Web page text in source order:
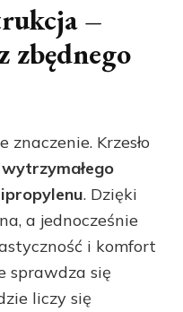
–
zbędnego
Krzesło
wytrzymałego
. Dzięki
a jednocześnie
i komfort
sprawdza się
liczy się